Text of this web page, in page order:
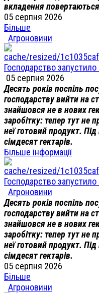
вкладення
05 серпня 2026
Більше
Агроновини
Господарство
05 серпня 2026
Десять років поспіль
господарству вийти на
знайшовся не в нових
заробітку: тепер тут не
неї готовий продукт.
сімдесят гектарів.
Більше інформації
Господарство
Агроновини
Десять років поспіль
господарству вийти на
знайшовся не в нових
заробітку: тепер тут не
неї готовий продукт.
сімдесят гектарів.
05 серпня 2026
Більше
Агроновини